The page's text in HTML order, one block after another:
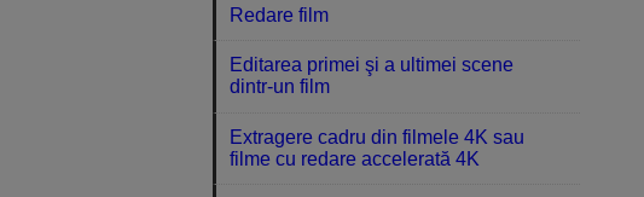
Redare film
Editarea primei şi a ultimei scene
dintr-un film
Extragere cadru din filmele 4K sau
filme cu redare accelerată 4K